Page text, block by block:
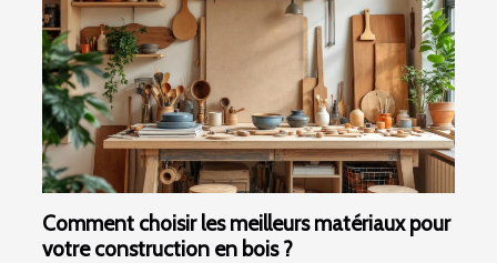
Comment choisir les meilleurs matériaux pour
votre construction en bois ?